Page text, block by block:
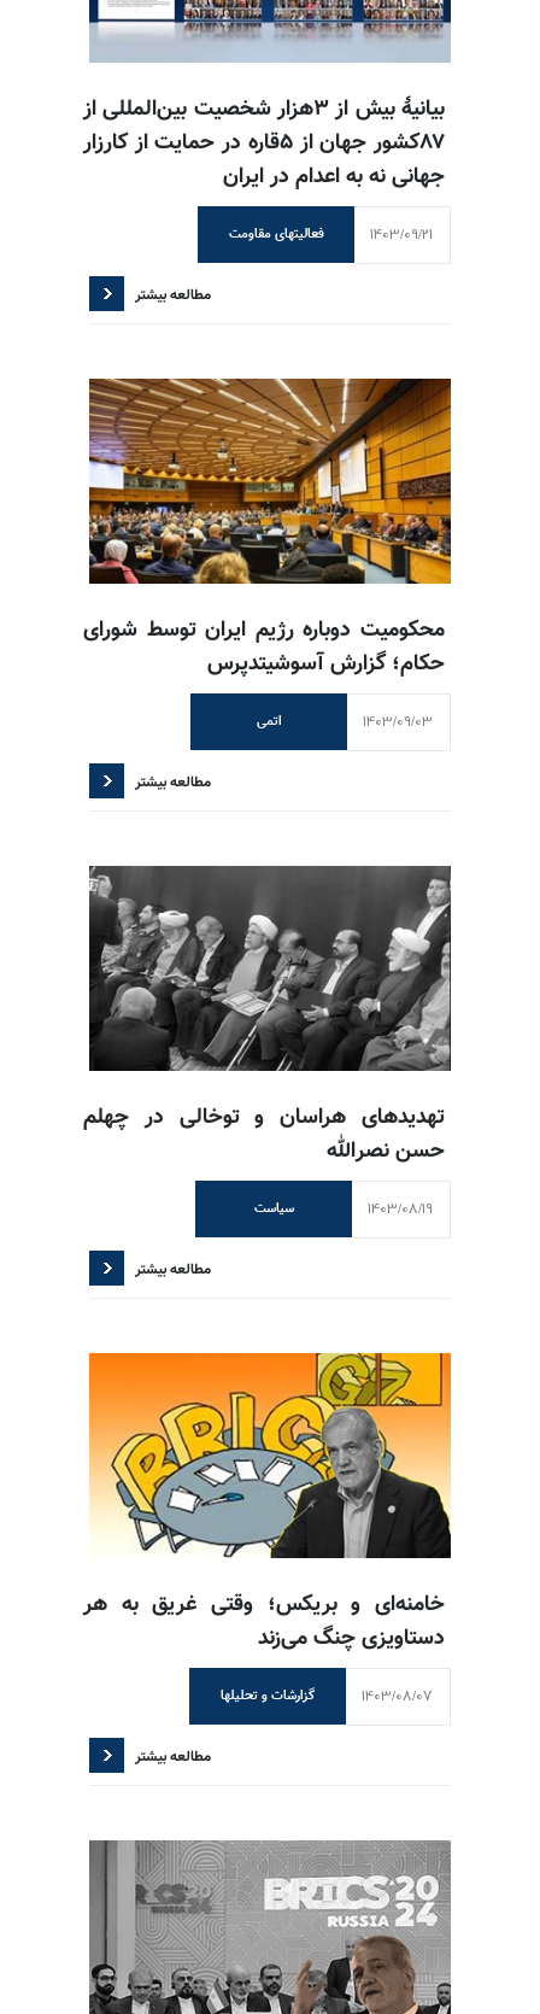
بیانیهٔ بیش از ۳هزار شخصیت بین‌المللی از
۸۷کشور جهان از ۵قاره در حمایت از کارزار
جهانی نه به اعدام در ایران
فعالیتهای مقاومت 1403/09/21
مطالعه بیشتر
محکومیت دوباره رژیم ایران توسط شورای
حکام؛ گزارش آسوشیتدپرس
اتمی 1403/09/03
مطالعه بیشتر
تهدیدهای هراسان و تو‌خالی در چهلم
حسن نصرالله
سیاست 1403/08/19
مطالعه بیشتر
خامنه‌ای و بریکس؛ وقتی غریق به هر
دستاویزی چنگ می‌زند
گزارشات و تحلیلها 1403/08/07
مطالعه بیشتر